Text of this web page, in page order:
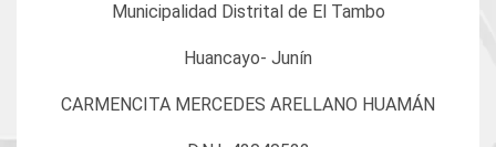
Municipalidad Distrital de El Tambo
Huancayo- Junín
CARMENCITA MERCEDES ARELLANO HUAMÁN